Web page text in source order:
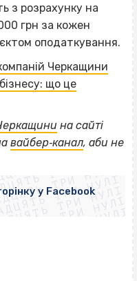
з розрахунку на
грн за кожен
оподаткування.
Черкащини
що це
на сайті
вайбер‐канал, аби не
ТРИ НУЛІ
ТРИ НУЛІ
ТРИ НУЛІ
ТРИ НУЛІ
ТРИ НУЛІ
ТРИ НУЛІ
ТРИ НУЛІ
ТРИ НУЛІ
у Facebook